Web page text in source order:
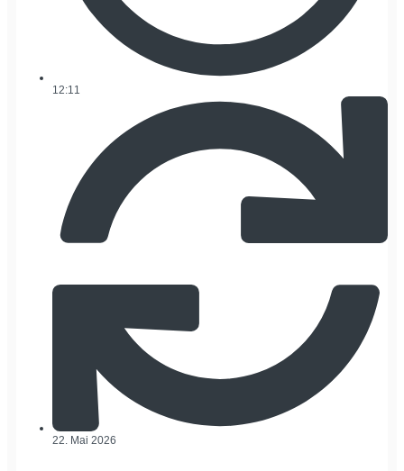
12:11
22. Mai 2026